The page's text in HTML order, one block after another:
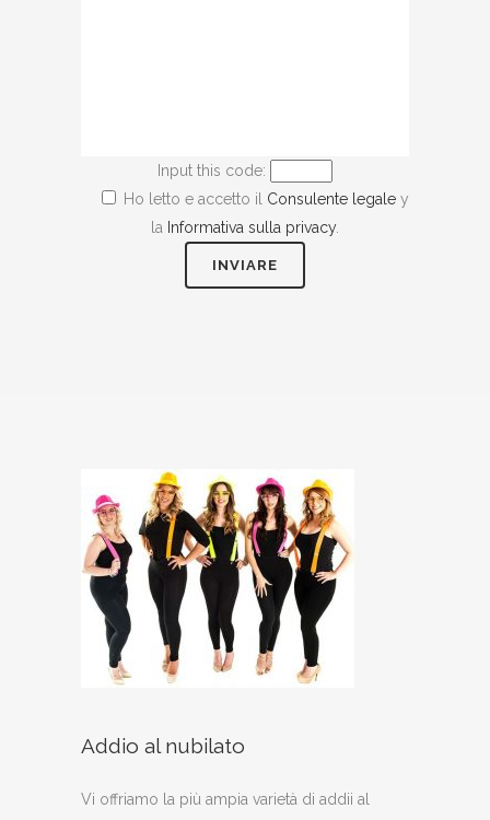
Input this code:
Ho letto e accetto il Consulente legaley
la Informativa sulla privacy.
Addio al nubilato
Vi offriamo la più ampia varietà di addii al